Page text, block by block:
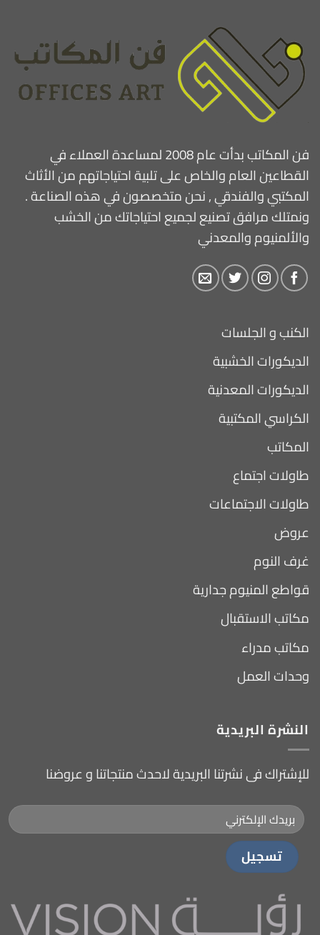
فن المكاتب بدأت عام 2008 لمساعدة العملاء في
القطاعين العام والخاص على تلبية احتياجاتهم من الأثاث
المكتبي والفندقي , نحن متخصصون في هذه الصناعة .
ونمتلك مرافق تصنيع لجميع احتياجاتك من الخشب
والألمنيوم والمعدني
الكنب و الجلسات
الديكورات الخشبية
الديكورات المعدنية
الكراسي المكتبية
المكاتب
طاولات اجتماع
طاولات الاجتماعات
عروض
غرف النوم
قواطع المنيوم جدارية
مكاتب الاستقبال
مكاتب مدراء
وحدات العمل
النشرة البريدية
للإشتراك فى نشرتنا البريدية لاحدث منتجاتنا و عروضنا